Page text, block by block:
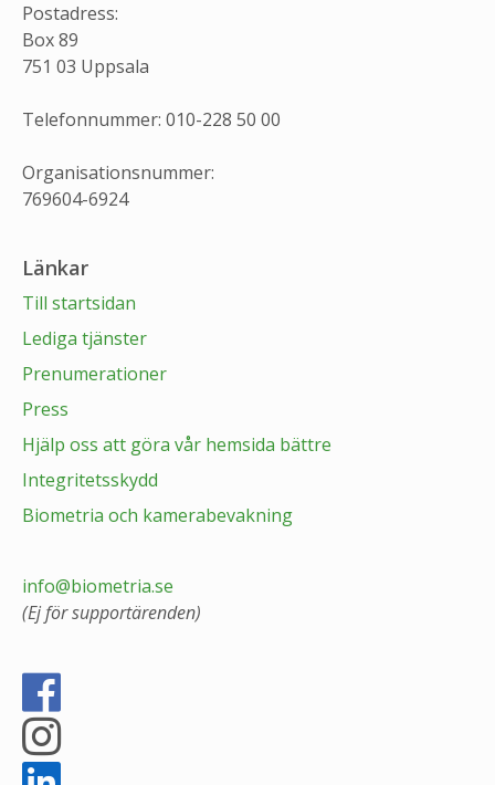
Postadress:
Box 89
751 03 Uppsala
Telefonnummer: 010-228 50 00
Organisationsnummer:
769604-6924
Länkar
Till startsidan
Lediga tjänster
Prenumerationer
Press
Hjälp oss att göra vår hemsida bättre
Integritetsskydd
Biometria och kamerabevakning
info@biometria.se
(Ej för supportärenden)